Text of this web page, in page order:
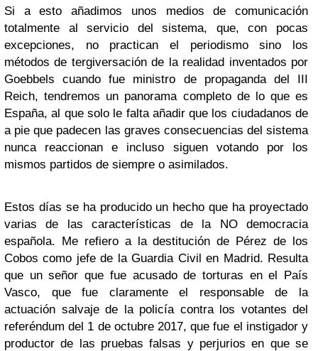
Si a esto añadimos unos medios de comunicación
totalmente al servicio del sistema, que, con pocas
excepciones, no practican el periodismo sino los
métodos de tergiversación de la realidad inventados por
Goebbels cuando fue ministro de propaganda del III
Reich, tendremos un panorama completo de lo que es
España, al que solo le falta añadir que los ciudadanos de
a pie que padecen las graves consecuencias del sistema
nunca reaccionan e incluso siguen votando por los
mismos partidos de siempre o asimilados.
Estos días se ha producido un hecho que ha proyectado
varias de las características de la NO democracia
española. Me refiero a la destitución de Pérez de los
Cobos como jefe de la Guardia Civil en Madrid. Resulta
que un señor que fue acusado de torturas en el País
Vasco, que fue claramente el responsable de la
actuación salvaje de la policía contra los votantes del
referéndum del 1 de octubre 2017, que fue el instigador y
productor de las pruebas falsas y perjurios en que se